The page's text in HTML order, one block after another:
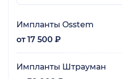
Импланты Osstem
от 17 500 ₽
Импланты Штрауман